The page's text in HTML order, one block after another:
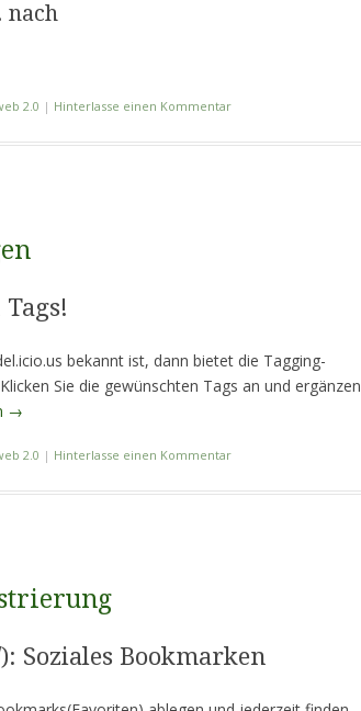
nach
2.0 | Hinterlasse einen Kommentar
bekannt ist, dann bietet die Tagging-
Sie die gewünschten Tags an und ergänzen
→
2.0 | Hinterlasse einen Kommentar
Soziales Bookmarken